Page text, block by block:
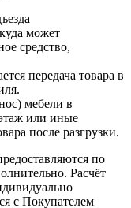
может
средство,
передача товара в
мебели в
или иные
после разгрузки.
по
Расчёт
с Покупателем